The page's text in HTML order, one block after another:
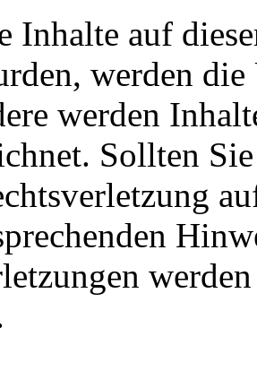
Inhalte auf
werden
werden
Sollten